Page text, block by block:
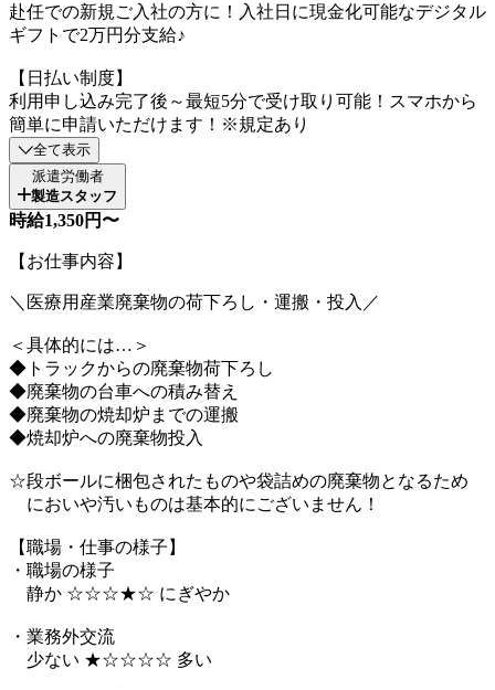
赴任での新規ご入社の方に！入社日に現金化可能なデジタル
ギフトで2万円分支給♪
【日払い制度】
利用申し込み完了後～最短5分で受け取り可能！スマホから
簡単に申請いただけます！※規定あり
全て表示
派遣労働者
製造スタッフ
時給1,350円〜
【お仕事内容】
＼医療用産業廃棄物の荷下ろし・運搬・投入／
＜具体的には…＞
◆トラックからの廃棄物荷下ろし
◆廃棄物の台車への積み替え
◆廃棄物の焼却炉までの運搬
◆焼却炉への廃棄物投入
☆段ボールに梱包されたものや袋詰めの廃棄物となるため
においや汚いものは基本的にございません！
【職場・仕事の様子】
・職場の様子
静か ☆☆☆★☆ にぎやか
・業務外交流
少ない ★☆☆☆☆ 多い